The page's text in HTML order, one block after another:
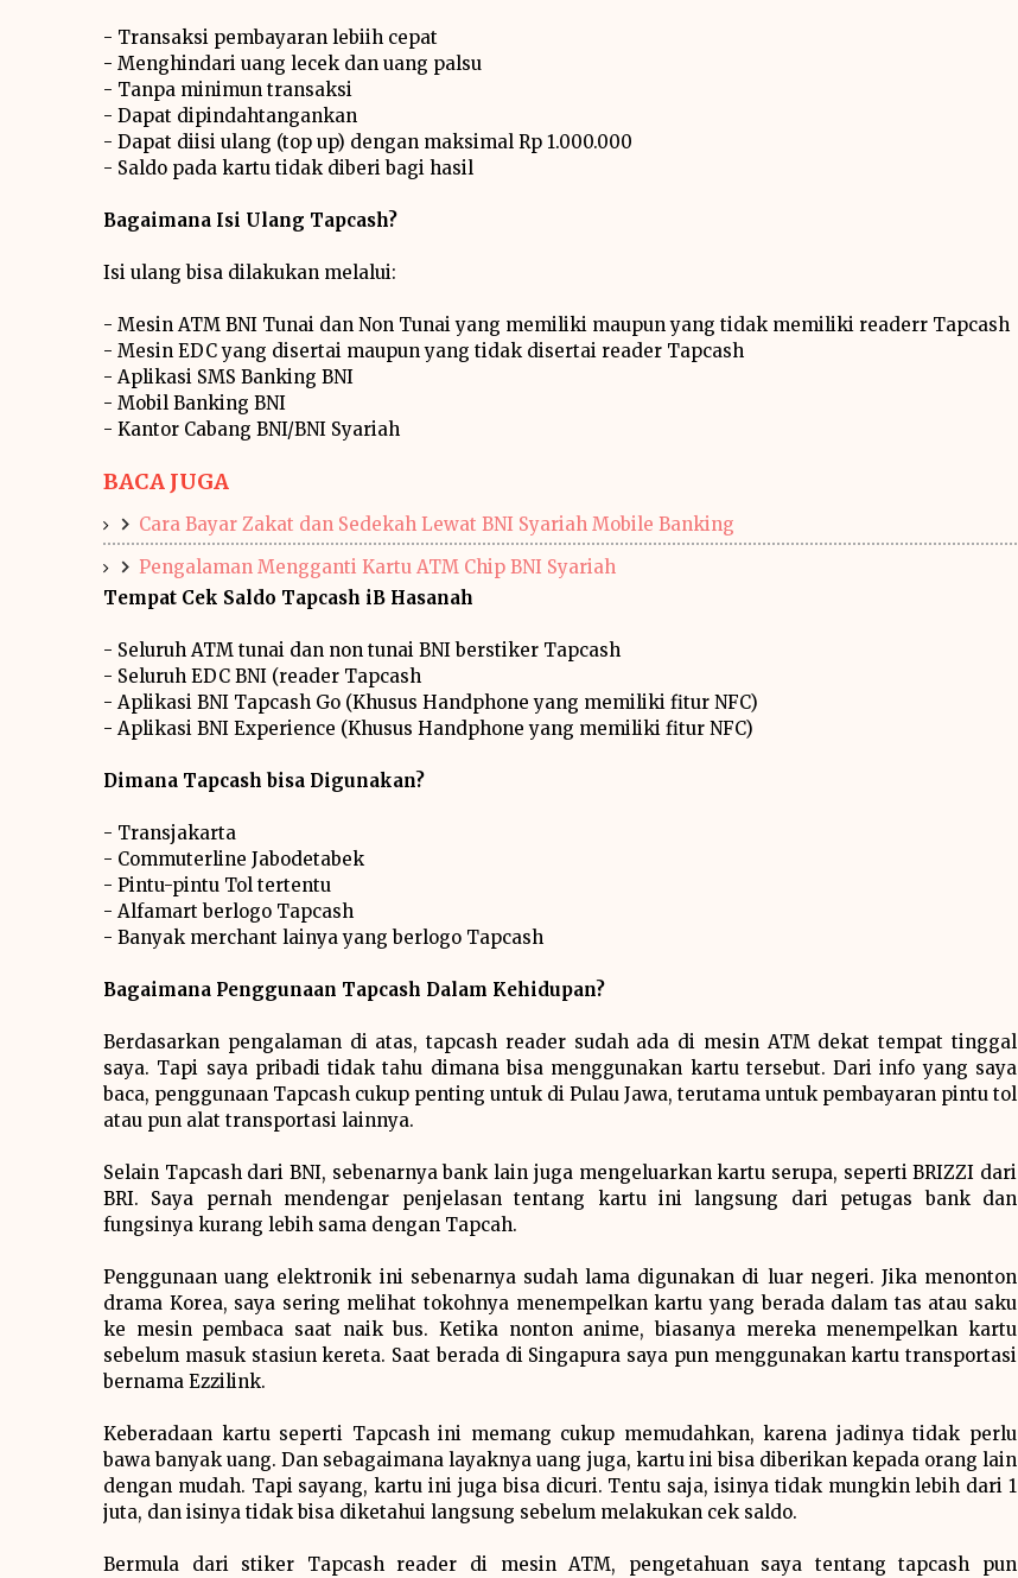
- Transaksi pembayaran lebiih cepat
- Menghindari uang lecek dan uang palsu
- Tanpa minimun transaksi
- Dapat dipindahtangankan
- Dapat diisi ulang (top up) dengan maksimal Rp 1.000.000
- Saldo pada kartu tidak diberi bagi hasil
Bagaimana Isi Ulang Tapcash?
Isi ulang bisa dilakukan melalui:
- Mesin ATM BNI Tunai dan Non Tunai yang memiliki maupun yang tidak memiliki readerr Tapcash
- Mesin EDC yang disertai maupun yang tidak disertai reader Tapcash
- Aplikasi SMS Banking BNI
- Mobil Banking BNI
- Kantor Cabang BNI/BNI Syariah
BACA JUGA
Cara Bayar Zakat dan Sedekah Lewat BNI Syariah Mobile Banking
Pengalaman Mengganti Kartu ATM Chip BNI Syariah
Tempat Cek Saldo Tapcash iB Hasanah
- Seluruh ATM tunai dan non tunai BNI berstiker Tapcash
- Seluruh EDC BNI (reader Tapcash
- Aplikasi BNI Tapcash Go (Khusus Handphone yang memiliki fitur NFC)
- Aplikasi BNI Experience (Khusus Handphone yang memiliki fitur NFC)
Dimana Tapcash bisa Digunakan?
- Transjakarta
- Commuterline Jabodetabek
- Pintu-pintu Tol tertentu
- Alfamart berlogo Tapcash
- Banyak merchant lainya yang berlogo Tapcash
Bagaimana Penggunaan Tapcash Dalam Kehidupan?
Berdasarkan pengalaman di atas, tapcash reader sudah ada di mesin ATM dekat tempat tinggal
saya. Tapi saya pribadi tidak tahu dimana bisa menggunakan kartu tersebut. Dari info yang saya
baca, penggunaan Tapcash cukup penting untuk di Pulau Jawa, terutama untuk pembayaran pintu tol
atau pun alat transportasi lainnya.
Selain Tapcash dari BNI, sebenarnya bank lain juga mengeluarkan kartu serupa, seperti BRIZZI dari
BRI. Saya pernah mendengar penjelasan tentang kartu ini langsung dari petugas bank dan
fungsinya kurang lebih sama dengan Tapcah.
Penggunaan uang elektronik ini sebenarnya sudah lama digunakan di luar negeri. Jika menonton
drama Korea, saya sering melihat tokohnya menempelkan kartu yang berada dalam tas atau saku
ke mesin pembaca saat naik bus. Ketika nonton anime, biasanya mereka menempelkan kartu
sebelum masuk stasiun kereta. Saat berada di Singapura saya pun menggunakan kartu transportasi
bernama Ezzilink.
Keberadaan kartu seperti Tapcash ini memang cukup memudahkan, karena jadinya tidak perlu
bawa banyak uang. Dan sebagaimana layaknya uang juga, kartu ini bisa diberikan kepada orang lain
dengan mudah. Tapi sayang, kartu ini juga bisa dicuri. Tentu saja, isinya tidak mungkin lebih dari 1
juta, dan isinya tidak bisa diketahui langsung sebelum melakukan cek saldo.
Bermula dari stiker Tapcash reader di mesin ATM, pengetahuan saya tentang tapcash pun